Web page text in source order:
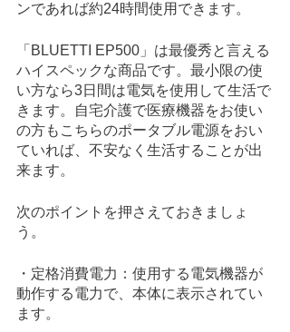
ンであれば約24時間使用できます。
「BLUETTI EP500」は最優秀と言える
ハイスペックな商品です。最小限の使
い方なら3日間は電気を使用して生活で
きます。自宅介護で医療機器をお使い
の方もこちらのポータブル電源をおい
ていれば、不安なく生活することが出
来ます。
次のポイントを押さえておきましょ
う。
・定格消費電力：使用する電気機器が
動作する電力で、本体に表示されてい
ます。